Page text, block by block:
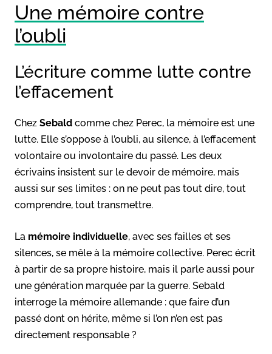
Une mémoire contre
l’oubli
L’écriture comme lutte contre
l’effacement
Chez Sebald comme chez Perec, la mémoire est une
lutte. Elle s’oppose à l’oubli, au silence, à l’effacement
volontaire ou involontaire du passé. Les deux
écrivains insistent sur le devoir de mémoire, mais
aussi sur ses limites : on ne peut pas tout dire, tout
comprendre, tout transmettre.
La mémoire individuelle, avec ses failles et ses
silences, se mêle à la mémoire collective. Perec écrit
à partir de sa propre histoire, mais il parle aussi pour
une génération marquée par la guerre. Sebald
interroge la mémoire allemande : que faire d’un
passé dont on hérite, même si l’on n’en est pas
directement responsable ?